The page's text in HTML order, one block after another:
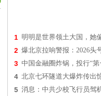
1 明明是世界领土大国，她
2 爆北京拉响警报：2026头
3 中国金融圈炸锅，投行“第
4 北京七环隧道大爆炸传出
5 消息：中共少校飞行员驾